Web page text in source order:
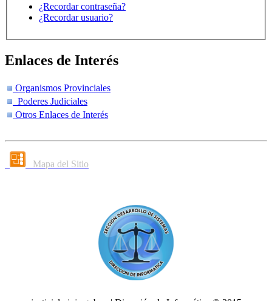
¿Recordar contraseña?
¿Recordar usuario?
Enlaces de Interés
Organismos Provinciales
Poderes Judiciales
Otros Enlaces de Interés
Mapa del Sitio